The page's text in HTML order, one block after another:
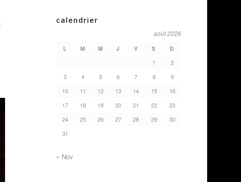
calendrier
août 2026
L M M J V S D
1
2
3
4 5 6 7 8
9
10
11 12 13 14 15
16
17
18 19 20 21 22
23
24
25 26 27 28 29
30
31
« Nov